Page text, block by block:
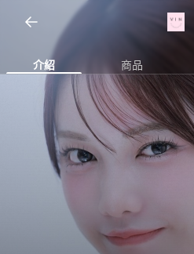
介紹 商品
Open representative images